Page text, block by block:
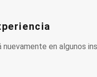
en algunos